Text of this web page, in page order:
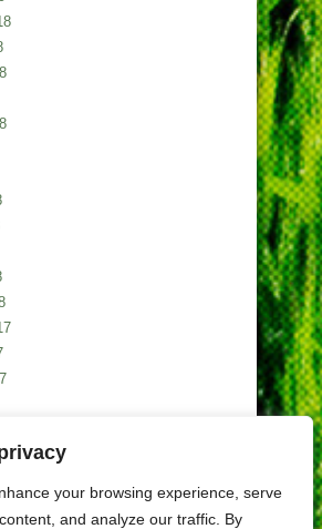
your browsing experience, serve
and analyze our traffic. By